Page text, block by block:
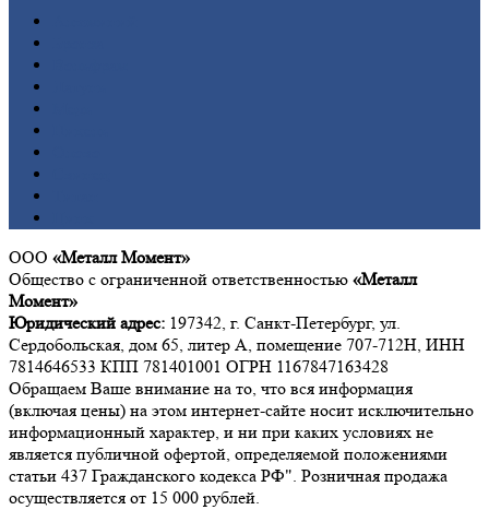
ООО «Металл Момент»
Общество с ограниченной ответственностью «Металл
Момент»
Юридический адрес: 197342, г. Санкт-Петербург, ул.
Сердобольская, дом 65, литер А, помещение 707-712Н, ИНН
7814646533 КПП 781401001 ОГРН 1167847163428
Обращаем Ваше внимание на то, что вся информация
(включая цены) на этом интернет-сайте носит исключительно
информационный характер, и ни при каких условиях не
является публичной офертой, определяемой положениями
статьи 437 Гражданского кодекса РФ". Розничная продажа
осуществляется от 15 000 рублей.